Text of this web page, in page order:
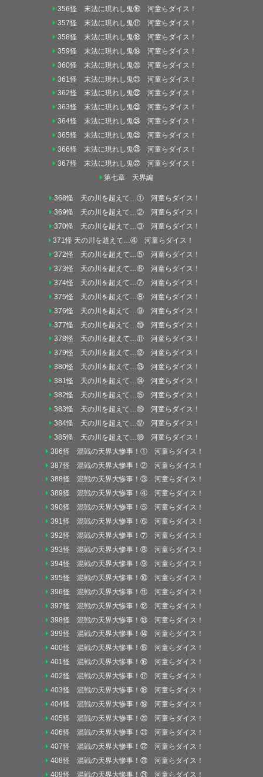
356怪 末法に現れし鬼⑯ 河童らダイス！
357怪 末法に現れし鬼⑰ 河童らダイス！
358怪 末法に現れし鬼⑱ 河童らダイス！
359怪 末法に現れし鬼⑲ 河童らダイス！
360怪 末法に現れし鬼⑳ 河童らダイス！
361怪 末法に現れし鬼㉑ 河童らダイス！
362怪 末法に現れし鬼㉒ 河童らダイス！
363怪 末法に現れし鬼㉓ 河童らダイス！
364怪 末法に現れし鬼㉔ 河童らダイス！
365怪 末法に現れし鬼㉕ 河童らダイス！
366怪 末法に現れし鬼㉖ 河童らダイス！
367怪 末法に現れし鬼㉗ 河童らダイス！
第七章 天界編
368怪 天の川を超えて…① 河童らダイス！
369怪 天の川を超えて…② 河童らダイス！
370怪 天の川を超えて…③ 河童らダイス！
371怪 天の川を超えて…④ 河童らダイス！
372怪 天の川を超えて…⑤ 河童らダイス！
373怪 天の川を超えて…⑥ 河童らダイス！
374怪 天の川を超えて…⑦ 河童らダイス！
375怪 天の川を超えて…⑧ 河童らダイス！
376怪 天の川を超えて…⑨ 河童らダイス！
377怪 天の川を超えて…⑩ 河童らダイス！
378怪 天の川を超えて…⑪ 河童らダイス！
379怪 天の川を超えて…⑫ 河童らダイス！
380怪 天の川を超えて…⑬ 河童らダイス！
381怪 天の川を超えて…⑭ 河童らダイス！
382怪 天の川を超えて…⑮ 河童らダイス！
383怪 天の川を超えて…⑯ 河童らダイス！
384怪 天の川を超えて…⑰ 河童らダイス！
385怪 天の川を超えて…⑱ 河童らダイス！
386怪 混戦の天界大惨事！① 河童らダイス！
387怪 混戦の天界大惨事！② 河童らダイス！
388怪 混戦の天界大惨事！③ 河童らダイス！
389怪 混戦の天界大惨事！④ 河童らダイス！
390怪 混戦の天界大惨事！⑤ 河童らダイス！
391怪 混戦の天界大惨事！⑥ 河童らダイス！
392怪 混戦の天界大惨事！⑦ 河童らダイス！
393怪 混戦の天界大惨事！⑧ 河童らダイス！
394怪 混戦の天界大惨事！⑨ 河童らダイス！
395怪 混戦の天界大惨事！⑩ 河童らダイス！
396怪 混戦の天界大惨事！⑪ 河童らダイス！
397怪 混戦の天界大惨事！⑫ 河童らダイス！
398怪 混戦の天界大惨事！⑬ 河童らダイス！
399怪 混戦の天界大惨事！⑭ 河童らダイス！
400怪 混戦の天界大惨事！⑮ 河童らダイス！
401怪 混戦の天界大惨事！⑯ 河童らダイス！
402怪 混戦の天界大惨事！⑰ 河童らダイス！
403怪 混戦の天界大惨事！⑱ 河童らダイス！
404怪 混戦の天界大惨事！⑲ 河童らダイス！
405怪 混戦の天界大惨事！⑳ 河童らダイス！
406怪 混戦の天界大惨事！㉑ 河童らダイス！
407怪 混戦の天界大惨事！㉒ 河童らダイス！
408怪 混戦の天界大惨事！㉓ 河童らダイス！
409怪 混戦の天界大惨事！㉔ 河童らダイス！